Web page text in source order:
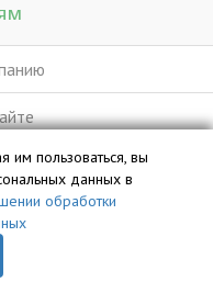
интеллектуальной
законом.
им пользоваться, вы
данных в
обработки